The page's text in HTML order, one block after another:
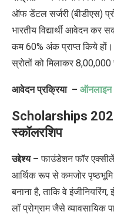
ऑफ डेंटल सर्जरी (बीडीएस)
भारतीय विद्यार्थी आवेदन
कम 60% अंक प्राप्त किये हों।
स्रोतों को मिलाकर 8,00,000
आवेदन प्रक्रिया –
Scholarships
स्कॉलरशिप
उद्देश्य – फाउंडेशन फॉर
आर्थिक रूप से कमजोर
बनाना है, ताकि वे
लॉ प्रोग्राम जैसे व्यावसायिक